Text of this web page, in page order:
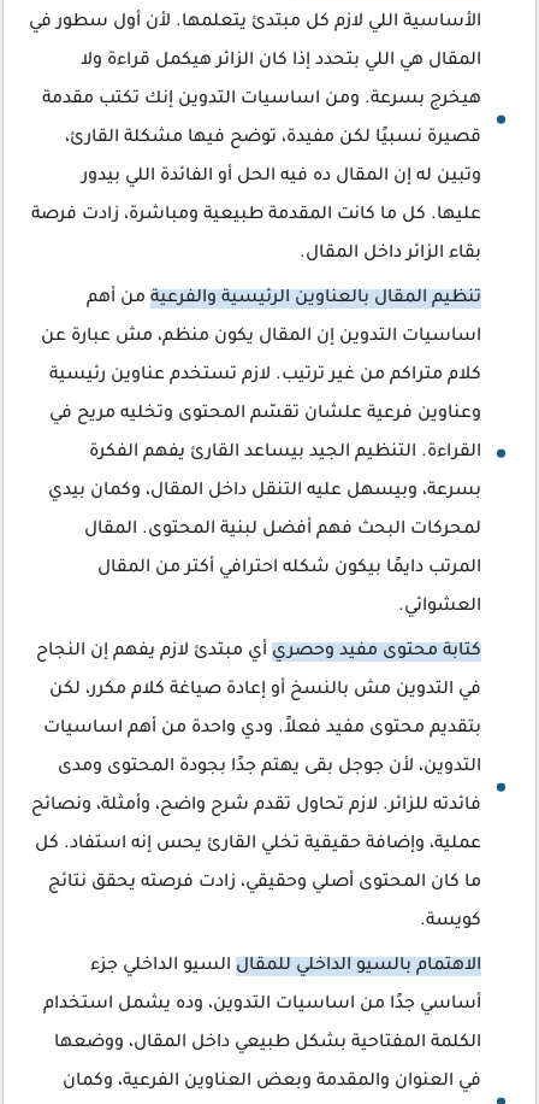
الأساسية اللي لازم كل مبتدئ يتعلمها. لأن أول سطور في
المقال هي اللي بتحدد إذا كان الزائر هيكمل قراءة ولا
هيخرج بسرعة. ومن اساسيات التدوين إنك تكتب مقدمة
قصيرة نسبيًا لكن مفيدة، توضح فيها مشكلة القارئ،
وتبين له إن المقال ده فيه الحل أو الفائدة اللي بيدور
عليها. كل ما كانت المقدمة طبيعية ومباشرة، زادت فرصة
بقاء الزائر داخل المقال.
تنظيم المقال بالعناوين الرئيسية والفرعية من أهم
اساسيات التدوين إن المقال يكون منظم، مش عبارة عن
كلام متراكم من غير ترتيب. لازم تستخدم عناوين رئيسية
وعناوين فرعية علشان تقسّم المحتوى وتخليه مريح في
القراءة. التنظيم الجيد بيساعد القارئ يفهم الفكرة
بسرعة، وبيسهل عليه التنقل داخل المقال، وكمان بيدي
لمحركات البحث فهم أفضل لبنية المحتوى. المقال
المرتب دايمًا بيكون شكله احترافي أكتر من المقال
العشوائي.
كتابة محتوى مفيد وحصري أي مبتدئ لازم يفهم إن النجاح
في التدوين مش بالنسخ أو إعادة صياغة كلام مكرر، لكن
بتقديم محتوى مفيد فعلاً. ودي واحدة من أهم اساسيات
التدوين، لأن جوجل بقى يهتم جدًا بجودة المحتوى ومدى
فائدته للزائر. لازم تحاول تقدم شرح واضح، وأمثلة، ونصائح
عملية، وإضافة حقيقية تخلي القارئ يحس إنه استفاد. كل
ما كان المحتوى أصلي وحقيقي، زادت فرصته يحقق نتائج
كويسة.
الاهتمام بالسيو الداخلي للمقال السيو الداخلي جزء
أساسي جدًا من اساسيات التدوين، وده يشمل استخدام
الكلمة المفتاحية بشكل طبيعي داخل المقال، ووضعها
في العنوان والمقدمة وبعض العناوين الفرعية، وكمان